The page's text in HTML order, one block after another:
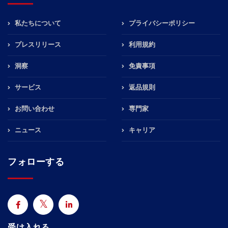
私たちについて
プレスリリース
洞察
サービス
お問い合わせ
ニュース
プライバシーポリシー
利用規約
免責事項
返品規則
専門家
キャリア
フォローする